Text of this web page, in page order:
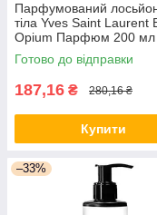
Парфумований
тіла Yves Saint Laurent
Opium Парфюм 200 мл
Готово до відправки
187,16 ₴ 280,16 ₴
Купити
–33%